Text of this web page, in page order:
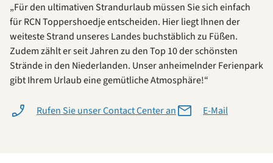
„Für den ultimativen Strandurlaub müssen Sie sich einfach
für RCN Toppershoedje entscheiden. Hier liegt Ihnen der
weiteste Strand unseres Landes buchstäblich zu Füßen.
Zudem zählt er seit Jahren zu den Top 10 der schönsten
Strände in den Niederlanden. Unser anheimelnder Ferienpark
gibt Ihrem Urlaub eine gemütliche Atmosphäre!“
Rufen Sie unser Contact Center an E-Mail